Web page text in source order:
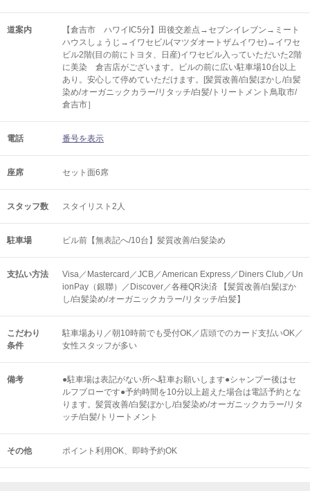
道案内
【倉吉市 ハワイIC5分】田後交差点→セブンイレブン→ミート
ハウスしょうじ→イワセビル(マツダオートザムイワセ)→イワセ
ビル2階(目の前にトヨタ、日産)イワセビル入っていただいた2階
に美染 倉吉店がございます。ビルの前に広い駐車場10台以上
あり。安心して停めていただけます。[髪質改善/白髪ぼかし/白髪
染め/オーガニックカラー/リタッチ/白髪/トリートメント鳥取市/
倉吉市］
電話 番号を表示
座席 セット面6席
スタッフ数 スタイリスト2人
駐車場 ビル前【無表記へ/10台】髪質改善/白髪染め
支払い方法
Visa／Mastercard／JCB／American Express／Diners Club／Un
ionPay（銀聯）／Discover／各種QR決済 【髪質改善/白髪ぼか
し/白髪染め/オーガニックカラー/リタッチ/白髪】
こだわり
条件
駐車場あり／朝10時前でも受付OK／店頭でのカード支払いOK／
女性スタッフが多い
備考
●駐車場は表記がない所へ駐車お願いします●シャンプー後はセ
ルフブローです●予約時間を10分以上超えた場合は電話予約とな
ります。髪質改善/白髪ぼかし/白髪染め/オーガニックカラー/リタ
ッチ/白髪/トリートメント
その他 ポイント利用OK 即時予約OK